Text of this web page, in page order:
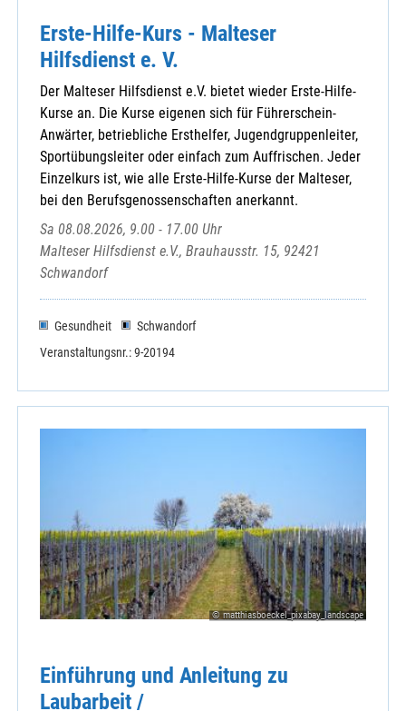
Erste-Hilfe-Kurs - Malteser
Hilfsdienst e. V.
Der Malteser Hilfsdienst e.V. bietet wieder Erste-Hilfe-
Kurse an. Die Kurse eigenen sich für Führerschein-
Anwärter, betriebliche Ersthelfer, Jugendgruppenleiter,
Sportübungsleiter oder einfach zum Auffrischen. Jeder
Einzelkurs ist, wie alle Erste-Hilfe-Kurse der Malteser,
bei den Berufsgenossenschaften anerkannt.
Sa 08.08.2026, 9.00 - 17.00 Uhr
Malteser Hilfsdienst e.V., Brauhausstr. 15, 92421
Schwandorf
Gesundheit
Schwandorf
Veranstaltungsnr.: 9-20194
© matthiasboeckel_pixabay_landscape
Einführung und Anleitung zu
Laubarbeit /